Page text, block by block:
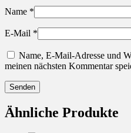
Name *
E-Mail *
Name, E-Mail-Adresse und
meinen nächsten Kommentar
Ähnliche Produkte